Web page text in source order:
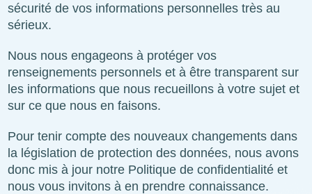
sécurité de vos informations personnelles très au
sérieux.
Nous nous engageons à protéger vos
renseignements personnels et à être transparent sur
les informations que nous recueillons à votre sujet et
sur ce que nous en faisons.
Pour tenir compte des nouveaux changements dans
la législation de protection des données, nous avons
donc mis à jour notre Politique de confidentialité et
nous vous invitons à en prendre connaissance.